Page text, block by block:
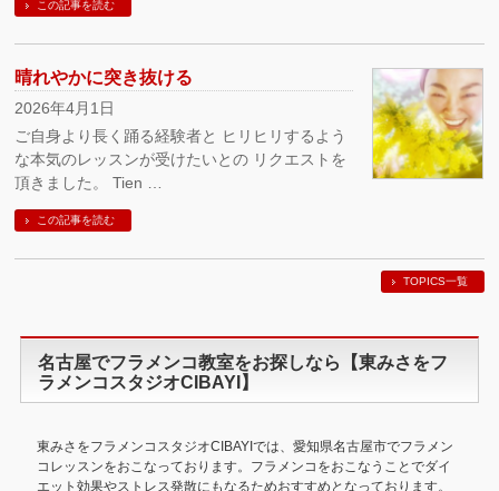
この記事を読む
晴れやかに突き抜ける
2026年4月1日
ご自身より長く踊る経験者と ヒリヒリするよう
な本気のレッスンが受けたいとの リクエストを
頂きました。 Tien …
この記事を読む
TOPICS一覧
名古屋でフラメンコ教室をお探しなら【東みさをフ
ラメンコスタジオCIBAYI】
東みさをフラメンコスタジオCIBAYIでは、愛知県名古屋市でフラメン
コレッスンをおこなっております。フラメンコをおこなうことでダイ
エット効果やストレス発散にもなるためおすすめとなっております。